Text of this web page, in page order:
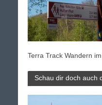
Terra Track Wandern
Schau dir doch auch